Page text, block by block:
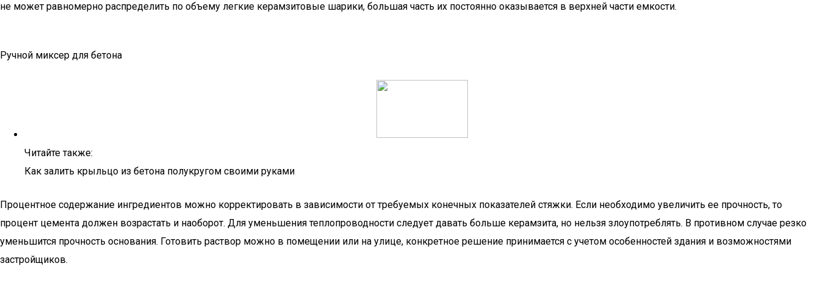
не может равномерно распределить по объему легкие керамзитовые шарики, большая часть их постоянно оказывается в верхней части емкости.
Ручной миксер для бетона
Читайте также:
Как залить крыльцо из бетона полукругом своими руками
Процентное содержание ингредиентов можно корректировать в зависимости от требуемых конечных показателей стяжки. Если необходимо увеличить ее прочность, то
процент цемента должен возрастать и наоборот. Для уменьшения теплопроводности следует давать больше керамзита, но нельзя злоупотреблять. В противном случае резко
уменьшится прочность основания. Готовить раствор можно в помещении или на улице, конкретное решение принимается с учетом особенностей здания и возможностями
застройщиков.